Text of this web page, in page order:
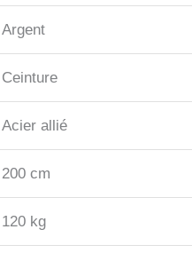
Argent
Ceinture
Acier allié
200 cm
120 kg